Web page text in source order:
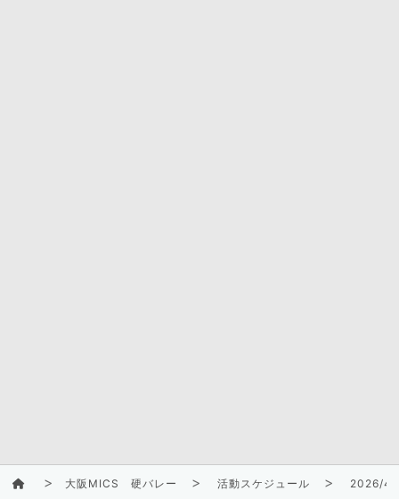
大阪MICS 硬バレー 活動スケジュール 2026/4/